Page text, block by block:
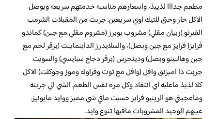
مطعم جدااا لذييذ، واسعارهم مناسبه خدمتهم سريعه ويوصل
الاكل حار وحتى للتيك اوي سريعين. جربت من المقبلات الشرمب
الفيرنو (ربيان مقلي) مشروب بوبرز (مشروم مقلي مع جبن) كماندو
فرايز( فرايز مع جبن وبصل)، والسلايدرز الداينماينت (برقر لحم مع
جبن وهالبينو وبصل) ودينجرس (برقر دجاج سبايسي) والسويت
جربت ذا اميزنق وافل (وافل مع توت وفراوله وموز وجوكلت) الاكل
كلا لذيذ ماعليه اي انتقاد وكل مره نفس الطعم. الشي الي جربته
وماعجبني هو الرينبو فرايز حسيت مافي شي مميز ووايد مايونيز.
عيبهم الوحيد المشروبات مافيها تنوع وايد.